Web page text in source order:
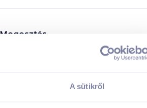
A sütikről
Megosztás